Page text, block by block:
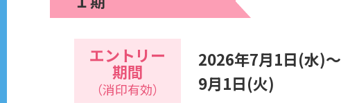
エントリー
期間
（消印有効）
2026年7月1日(水)～
9月1日(火)